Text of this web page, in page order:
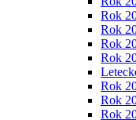
Rok
Rok
Rok
Rok
Rok
Rok
Rok